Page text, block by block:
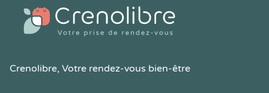
Crenolibre, Votre rendez-vous bien-être